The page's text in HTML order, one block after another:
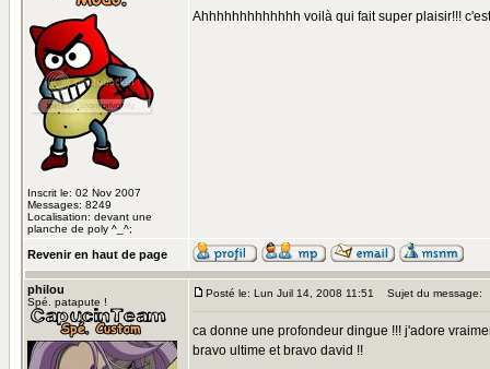
Inscrit le: 02 Nov 2007
Messages: 8249
Localisation: devant une
planche de poly ^_^;
Ahhhhhhhhhhhhh voilà qui fait super plaisir!!!
Revenir en haut de page
philou
Spé. patapute !
Posté le: Lun Juil 14, 2008 11:51 Sujet du message:
ca donne une profondeur dingue !!! j'adore
bravo ultime et bravo david !!